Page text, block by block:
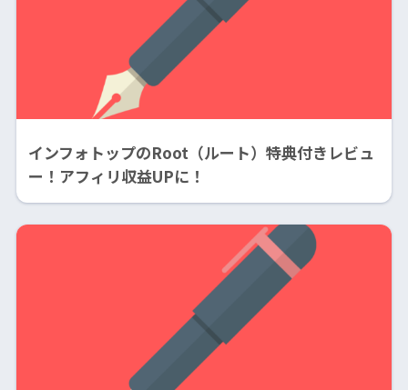
インフォトップのRoot（ルート）特典付きレビュ
ー！アフィリ収益UPに！